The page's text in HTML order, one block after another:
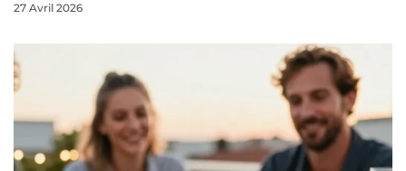
27 Avril 2026